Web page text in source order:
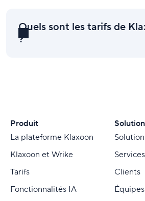
Quels sont les tarifs de
?
Produit
La plateforme Klaxoon
Klaxoon et Wrike
Tarifs
Fonctionnalités IA
Clients